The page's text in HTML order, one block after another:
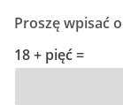
Proszę wpisać
18 + pięć =